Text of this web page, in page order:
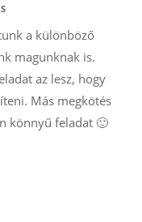
a különböző
magunknak is.
az lesz, hogy
Más megkötés
könnyű feladat 🙂